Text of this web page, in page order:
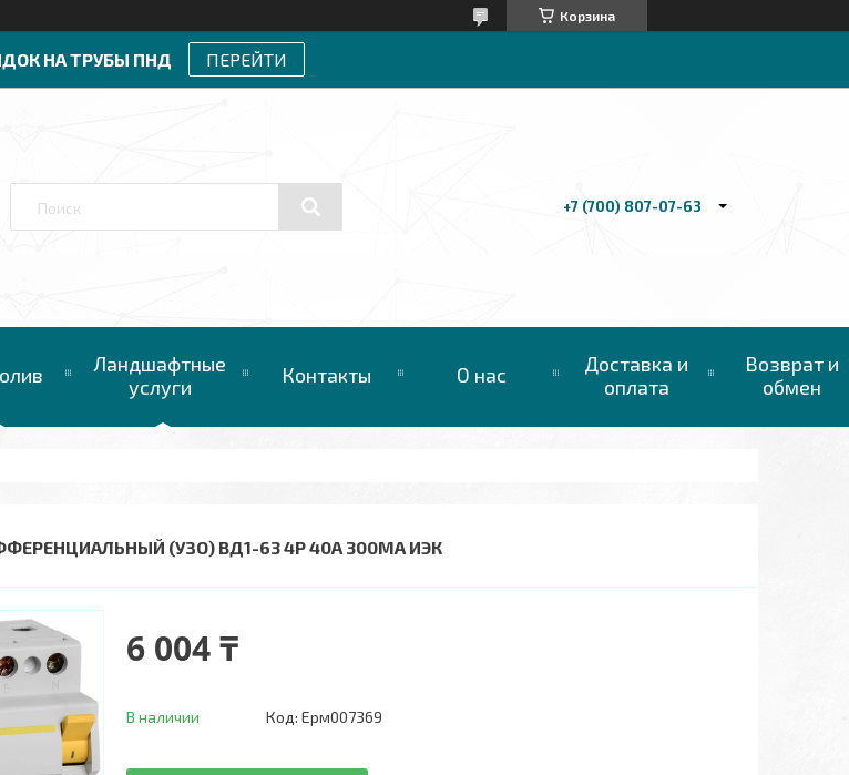
Корзина
НА ТРУБЫ ПНД ПЕРЕЙТИ
+7 (700) 807-07-63
Ландшафтные
услуги
Контакты О нас
Доставка и
оплата
Возврат и
обмен
(УЗО) ВД1-63 4Р 40А 300МА ИЭК
6 004 ₸
В наличии Код: Ерм007369